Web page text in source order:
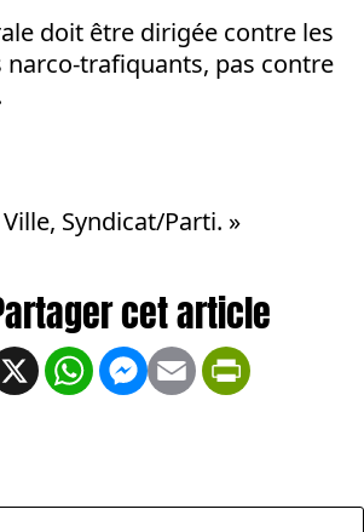
doit être dirigée contre les
narco-trafiquants, pas contre
Syndicat/Parti. »
X WhatsApp
Messenger
Email